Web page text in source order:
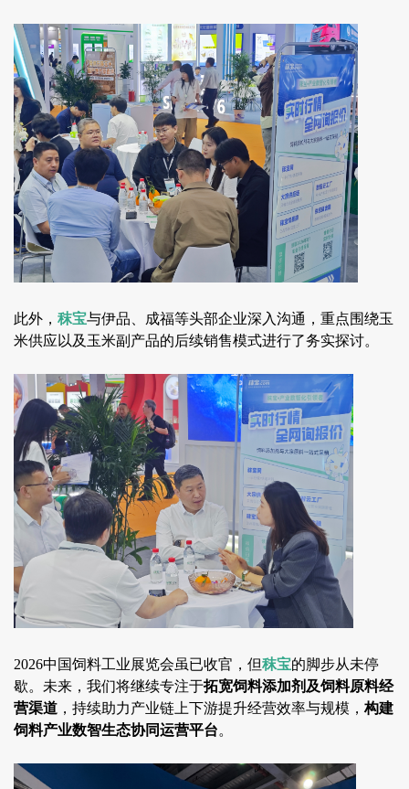
此外， 秣宝与伊品、成福等头部企业深入沟通，重点围绕玉
米供应以及玉米副产品的后续销售模式进行了务实探讨。
2026中国饲料工业展览会虽已收官，但秣宝的脚步从未停
歇。未来，我们将继续专注于拓宽饲料添加剂及饲料原料经
营渠道 ，持续助力产业链上下游提升经营效率与规模，构建
饲料产业数智生态协同运营平台。